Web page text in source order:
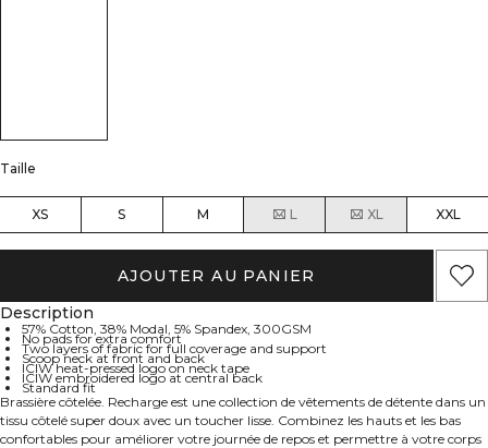
Taille
XS S M L XL XXL
AJOUTER AU PANIER
Description
57% Cotton, 38% Modal, 5% Spandex, 300GSM
No pads for extra comfort
Two layers of fabric for full coverage and support
Scoop neck at front and back
ICIW heat-pressed logo on neck tape
ICIW embroidered logo at central back
Standard fit
Brassière côtelée. Recharge est une collection de vêtements de détente dans un
tissu côtelé super doux avec un toucher lisse. Combinez les hauts et les bas
confortables pour améliorer votre journée de repos et permettre à votre corps